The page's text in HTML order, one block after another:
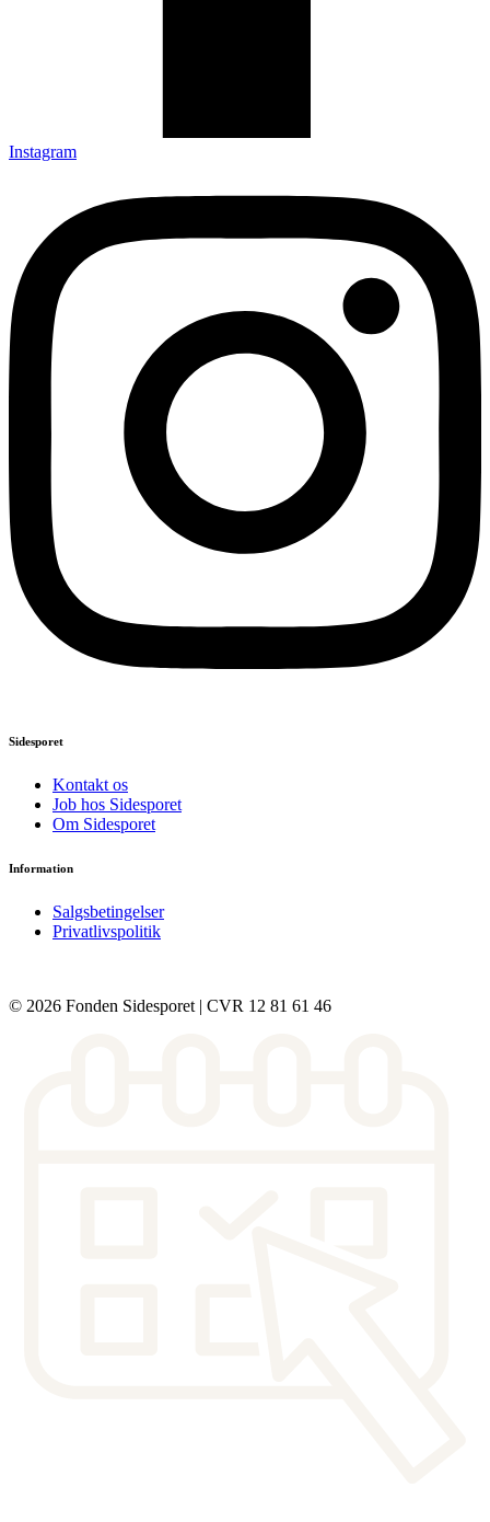
Instagram
Sidesporet
Kontakt os
Job hos Sidesporet
Om Sidesporet
Information
Salgsbetingelser
Privatlivspolitik
© 2026 Fonden Sidesporet | CVR 12 81 61 46